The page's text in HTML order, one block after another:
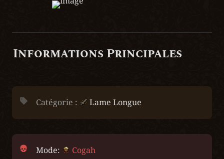
Informations Principales
Catégorie : Lame Longue
Mode: Cogah